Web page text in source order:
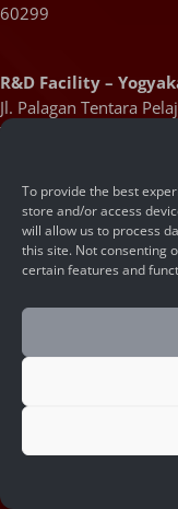
To provide the best
store and/or access
will allow us to process
this site. Not consenting
certain features and
60299
R&D Facility –
Jl. Palagan Tentara
Yogyakarta, Indonesia
Products
Face Recognition API
Self-check Health Kiosk